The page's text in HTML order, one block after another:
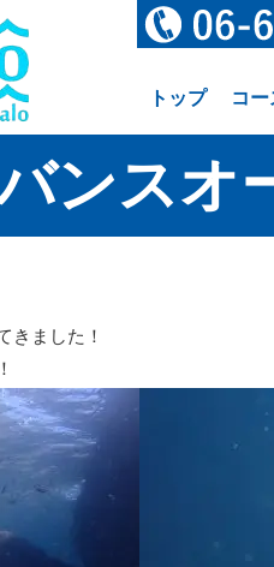
トップ コ
ンスオ
きました！